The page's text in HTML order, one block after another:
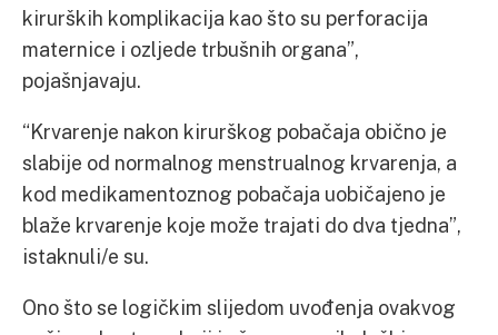
kirurških komplikacija kao što su perforacija
maternice i ozljede trbušnih organa”,
pojašnjavaju.
“Krvarenje nakon kirurškog pobačaja obično je
slabije od normalnog menstrualnog krvarenja, a
kod medikamentoznog pobačaja uobičajeno je
blaže krvarenje koje može trajati do dva tjedna”,
istaknuli/e su.
Ono što se logičkim slijedom uvođenja ovakvog